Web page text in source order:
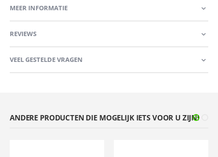
MEER INFORMATIE
REVIEWS
VEEL GESTELDE VRAGEN
ANDERE PRODUCTEN DIE MOGELIJK IETS VOOR U ZIJN!